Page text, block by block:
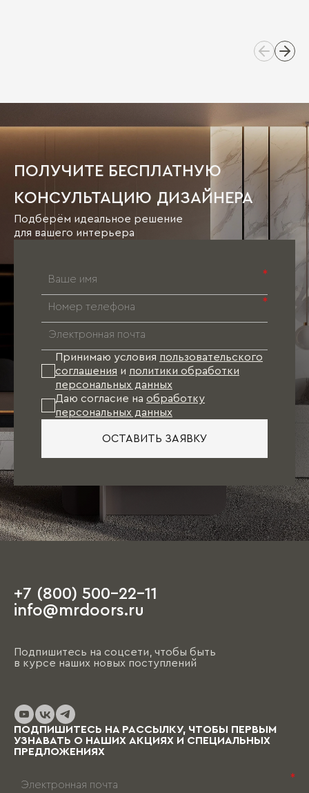
ПОЛУЧИТЕ БЕСПЛАТНУЮ
КОНСУЛЬТАЦИЮ ДИЗАЙНЕРА
Подберём идеальное решение
для вашего интерьера
*
*
Принимаю условия пользовательского
соглашения и политики обработки
персональных данных
Даю согласие на обработку
персональных данных
ОСТАВИТЬ ЗАЯВКУ
+7 (800) 500-22-11
info@mrdoors.ru
Подпишитесь на соцсети, чтобы быть
в курсе наших новых поступлений
ПОДПИШИТЕСЬ НА РАССЫЛКУ, ЧТОБЫ ПЕРВЫМ
УЗНАВАТЬ О НАШИХ АКЦИЯХ И СПЕЦИАЛЬНЫХ
ПРЕДЛОЖЕНИЯХ
*